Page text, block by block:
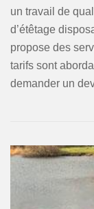
un travail de
d’étêtage
propose des
tarifs sont
demander un